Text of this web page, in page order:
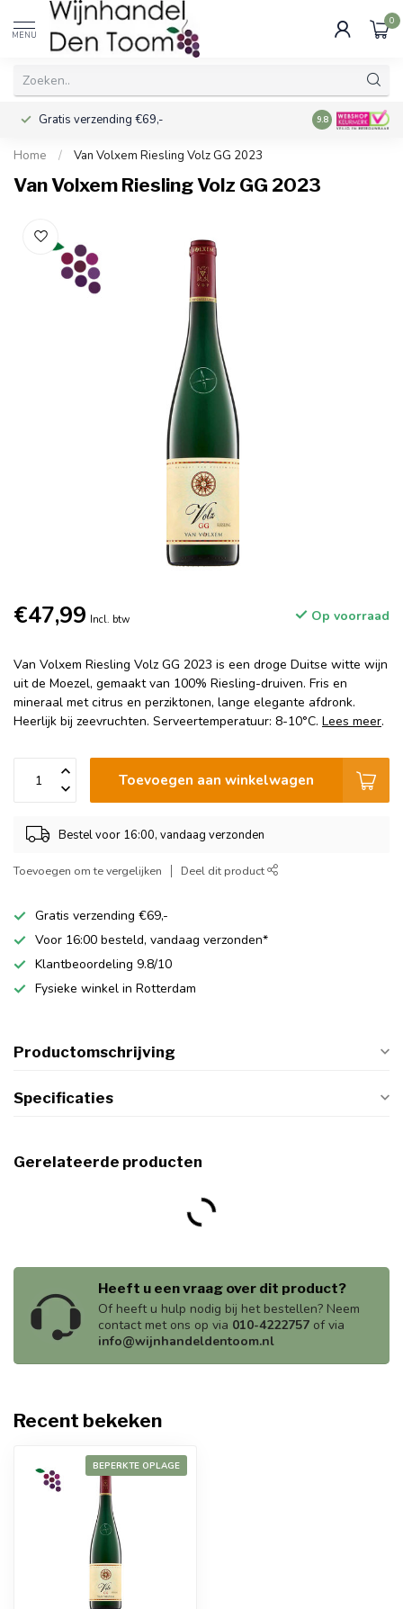
MENU
0
Gratis verzending €69,- Voor 16:00
9.8
Home / Van Volxem Riesling Volz GG 2023
Van Volxem Riesling Volz GG 2023
€47,99 Incl. btw Op voorraad
Van Volxem Riesling Volz GG 2023 is een droge Duitse witte wijn
uit de Moezel, gemaakt van 100% Riesling-druiven. Fris en
mineraal met citrus en perziktonen, lange elegante afdronk.
Heerlijk bij zeevruchten. Serveertemperatuur: 8-10°C. Lees meer.
Toevoegen aan winkelwagen
Bestel voor 16:00, vandaag verzonden
Toevoegen om te vergelijken Deel dit product
Gratis verzending €69,-
Voor 16:00 besteld, vandaag verzonden*
Klantbeoordeling 9.8/10
Fysieke winkel in Rotterdam
Productomschrijving
Specificaties
Gerelateerde producten
Heeft u een vraag over dit product?
Of heeft u hulp nodig bij het bestellen? Neem
contact met ons op via 010-4222757 of via
info@wijnhandeldentoom.nl
Recent bekeken
BEPERKTE OPLAGE